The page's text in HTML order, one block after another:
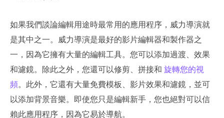
如果我們談論編輯用途時最常用的應用程序，威力導演就
是其中之一。威力導演是最好的影片編輯器和製作器之
一，因為它擁有大量的編輯工具。您可以添加過渡、效果
和濾鏡。除此之外，您還可以修剪、拼接和 旋轉您的視
頻。此外，它還有大量免費模板、影片效果和濾鏡，並可
以添加背景音樂。即使您只是編輯新手，您也絕對可以信
賴此應用程序，因為它易於導航。